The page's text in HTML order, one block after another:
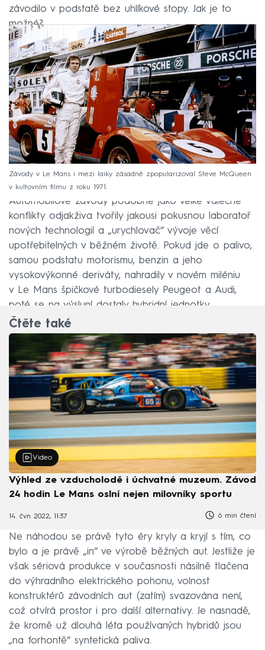
závodilo v podstatě bez uhlíkové stopy. Jak je to
možné?
Závody v Le Mans i mezi laiky zásadně zpopularizoval Steve McQueen
v kultovním filmu z roku 1971.
Automobilové závody podobně jako velké válečné
konflikty odjakživa tvořily jakousi pokusnou laboratoř
nových technologií a „urychlovač“ vývoje věcí
upotřebitelných v běžném životě. Pokud jde o palivo,
samou podstatu motorismu, benzin a jeho
vysokovýkonné deriváty, nahradily v novém miléniu
v Le Mans špičkové turbodiesely Peugeot a Audi,
poté se na výsluní dostaly hybridní jednotky.
Čtěte také
Video
Výhled ze vzducholodě i úchvatné muzeum. Závod
24 hodin Le Mans oslní nejen milovníky sportu
14. čvn 2022, 11:37 6 min čtení
Ne náhodou se právě tyto éry kryly a kryjí s tím, co
bylo a je právě „in“ ve výrobě běžných aut. Jestliže je
však sériová produkce v současnosti násilně tlačena
do výhradního elektrického pohonu, volnost
konstruktérů závodních aut (zatím) svazována není,
což otvírá prostor i pro další alternativy. Je nasnadě,
že kromě už dlouhá léta používaných hybridů jsou
„na forhontě“ syntetická paliva.